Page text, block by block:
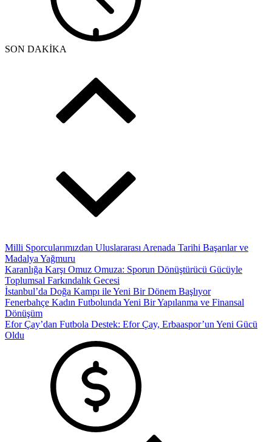
SON DAKİKA
Milli Sporcularımızdan Uluslararası Arenada Tarihi Başarılar ve
Madalya Yağmuru
Karanlığa Karşı Omuz Omuza: Sporun Dönüştürücü Gücüyle
Toplumsal Farkındalık Gecesi
İstanbul’da Doğa Kampı ile Yeni Bir Dönem Başlıyor
Fenerbahçe Kadın Futbolunda Yeni Bir Yapılanma ve Finansal
Dönüşüm
Efor Çay’dan Futbola Destek: Efor Çay, Erbaaspor’un Yeni Gücü
Oldu